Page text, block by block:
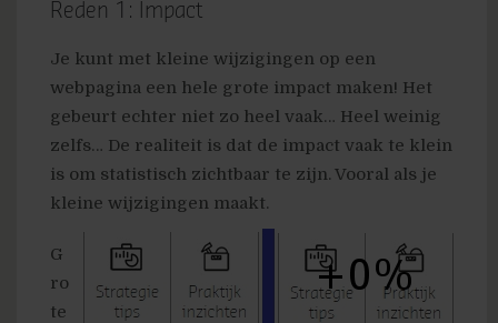
Reden 1: Impact
Je kunt met kleine wijzigingen op een
webpagina een hele grote impact maken! Het
gebeurt echter niet zo heel vaak… Heel weinig
zelfs… De realiteit is dat de impact vaak te klein
is om statistisch zichtbaar te zijn. Vooral als je
kleine wijzigingen maakt.
G
ro
te